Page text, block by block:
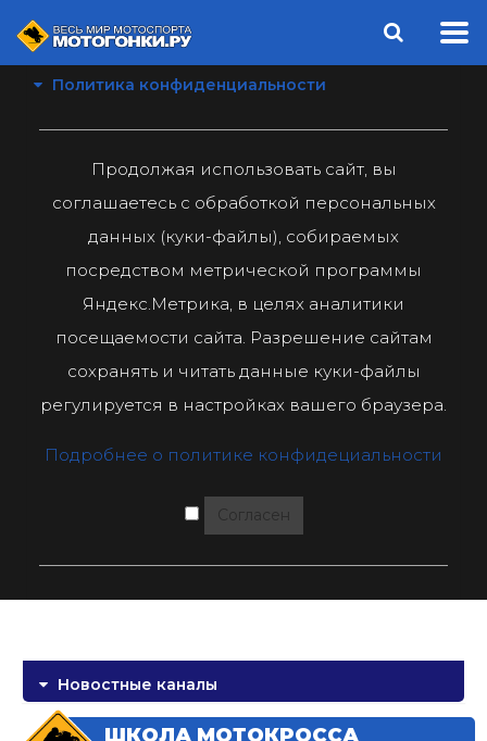
Политика конфиденциальности
Продолжая использовать сайт, вы
соглашаетесь с обработкой персональных
данных (куки-файлы), собираемых
посредством метрической программы
Яндекс.Метрика, в целях аналитики
посещаемости сайта. Разрешение сайтам
сохранять и читать данные куки-файлы
регулируется в настройках вашего браузера.
Подробнее о политике конфидециальности
Согласен
Новостные каналы
ШКОЛА МОТОКРОССА